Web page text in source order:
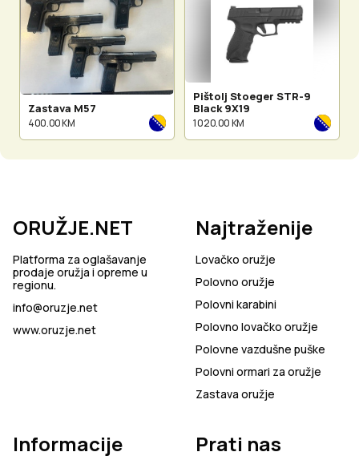
Zastava M57
400.00 KM
Pištolj Stoeger STR-9
Black 9X19
1 020.00 KM
ORUŽJE.NET
Platforma za oglašavanje
prodaje oružja i opreme u
regionu.
info@oruzje.net
www.oruzje.net
Najtraženije
Lovačko oružje
Polovno oružje
Polovni karabini
Polovno lovačko oružje
Polovne vazdušne puške
Polovni ormari za oružje
Zastava oružje
Informacije Prati nas